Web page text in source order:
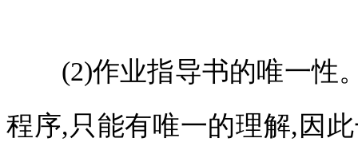
(2)作业指导书的唯一性。
程序,只能有唯一的理解,因